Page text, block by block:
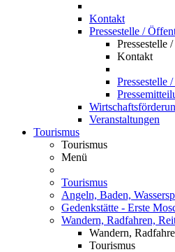
Kontakt
Pressestelle /
Pressestelle
Kontakt
Pressestelle
Veranstaltungen
Tourismus
Tourismus
Menü
Tourismus
Angeln, Baden,
Gedenkstätte - Erste
Wandern, Radfahren,
Wandern,
Tourismus